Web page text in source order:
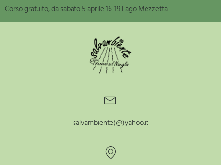
Corso gratuito, da sabato 5 aprile 16-19 Lago Mezzetta
salvambiente(@)yahoo.it